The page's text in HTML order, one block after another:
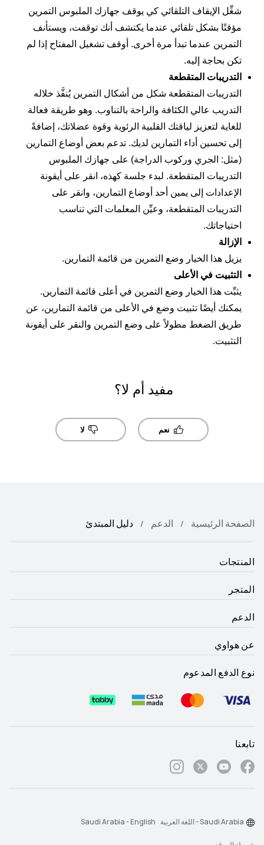
شغِّل الإيقاف التلقائي كي يوقف جهازك الملبوس التمرين
مؤقتًا بشكل تلقائي عندما يكتشف أنك توقفت، ويستأنف
التمرين عندما تبدأ مرة أخرى. أوقف تشغيل المفتاح إذا لم
تكن بحاجة إليه.
التدريبات المتقطعة
التدريبات المتقطعة شكل من أشكال التمرين يُنفَّذ خلاله
التدريب عالي الكثافة والراحة بالتناوب. وهو طريقة فعالة
للغاية لتعزيز لياقتك القلبية الرئوية وقوة عضلاتك، إضافةً
إلى تحسين أداء التمارين لديك. تدعم بعض أوضاع التمارين
(مثل: الجري وركوب الدراجة) على جهازك الملبوس
التدريبات المتقطعة. لبدء جلسة كهذه، انقر على أيقونة
الإعدادات إلى يمين أحد أوضاع التمارين، وانقر على
التدريبات المتقطعة، وعيِّن المعلمات التي تناسب
احتياجاتك.
الإزالة
يزيل هذا الخيار وضع التمرين من قائمة التمارين.
التثبيت في الأعلى
يثبِّت هذا الخيار وضع التمرين في أعلى قائمة التمارين.
يمكنك أيضًا تثبيت وضع في الأعلى من قائمة التمارين، عن
طريق الضغط مطولاً على وضع التمرين والنقر على أيقونة
التثبيت.
مفيد أم لا؟
نعم لا
الصفحة الرئيسية الدعم دليل المبتدئ
المنتجات
المتجر
الدعم
عن هواوي
نوع الدفع المدعوم
تابعنا
Saudi Arabia - اللغة العربية Saudi Arabia - English